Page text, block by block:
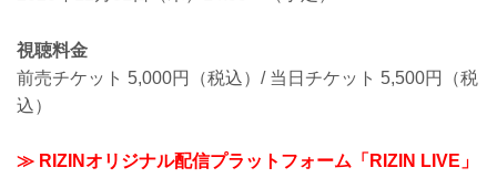
視聴料金
前売チケット 5,000円（税込）/ 当日チケット 5,500円（税
込）
≫ RIZINオリジナル配信プラットフォーム「RIZIN LIVE」